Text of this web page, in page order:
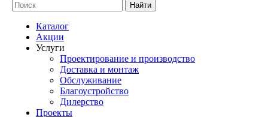
Найти
Каталог
Акции
Услуги
Проектирование и производство
Доставка и монтаж
Обслуживание
Благоустройство
Дилерство
Проекты